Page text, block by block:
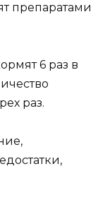
препаратами
6 раз в
раз.